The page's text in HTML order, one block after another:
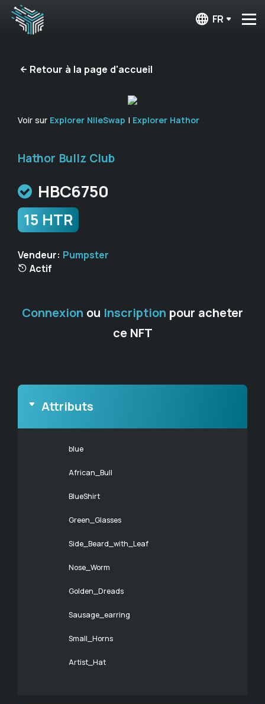
FR
Retour à la page d'accueil
Voir sur Explorer NileSwap | Explorer Hathor
Hathor Bullz Club
HBC6750
15 HTR
Vendeur: Pumpster
Actif
Connexion ou Inscription pour acheter
ce NFT
Attributs
blue
African_Bull
BlueShirt
Green_Glasses
Side_Beard_with_Leaf
Nose_Worm
Golden_Dreads
Sausage_earring
Small_Horns
Artist_Hat